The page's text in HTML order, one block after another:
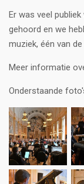
Er was veel
gehoord en we
muziek, één van
Meer informatie
Onderstaande